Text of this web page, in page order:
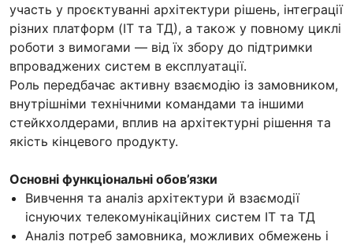
участь у проєктуванні архітектури рішень, інтеграції
різних платформ (IT та ТД), а також у повному циклі
роботи з вимогами — від їх збору до підтримки
впроваджених систем в експлуатації.
Роль передбачає активну взаємодію із замовником,
внутрішніми технічними командами та іншими
стейкхолдерами, вплив на архітектурні рішення та
якість кінцевого продукту.
Основні функціональні обов’язки
Вивчення та аналіз архітектури й взаємодії
існуючих телекомунікаційних систем IT та ТД
Аналіз потреб замовника, можливих обмежень і